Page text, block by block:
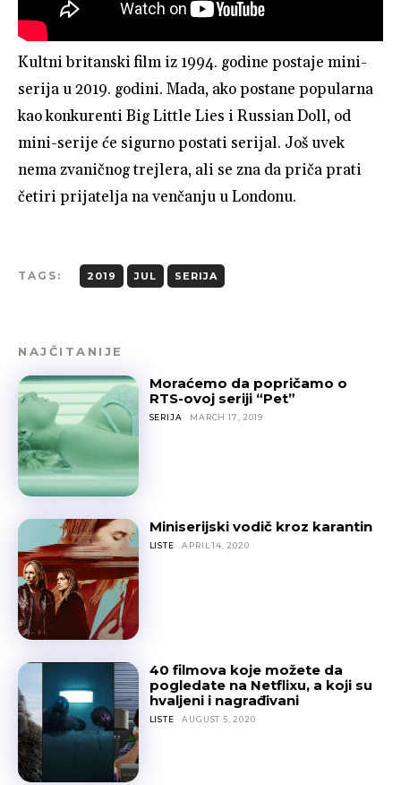
Kultni britanski film iz 1994. godine postaje mini-
serija u 2019. godini. Mada, ako postane popularna
kao konkurenti Big Little Lies i Russian Doll, od
mini-serije će sigurno postati serijal. Još uvek
nema zvaničnog trejlera, ali se zna da priča prati
četiri prijatelja na venčanju u Londonu.
TAGS: 2019 JUL SERIJA
NAJČITANIJE
Moraćemo da popričamo o
RTS-ovoj seriji “Pet”
SERIJA MARCH 17, 2019
Miniserijski vodič kroz karantin
LISTE APRIL 14, 2020
40 filmova koje možete da
pogledate na Netflixu, a koji su
hvaljeni i nagrađivani
LISTE AUGUST 5, 2020